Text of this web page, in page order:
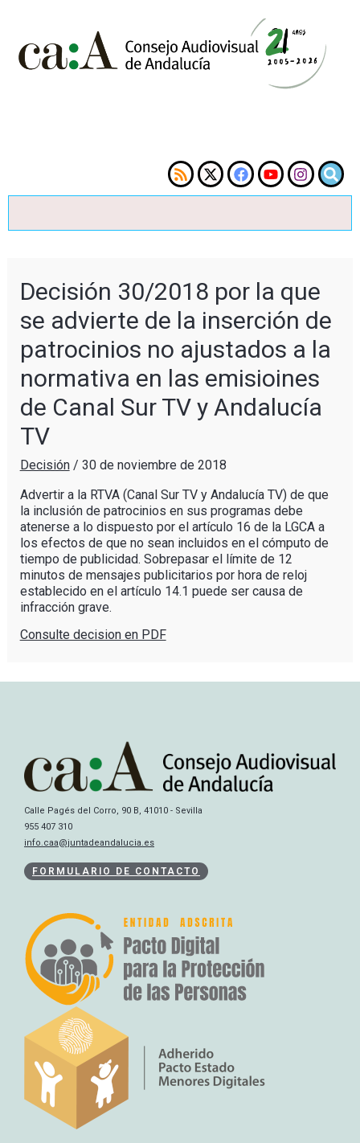
Decisión 30/2018 por la que
se advierte de la inserción de
patrocinios no ajustados a la
normativa en las emisioines
de Canal Sur TV y Andalucía
TV
Decisión/ 30 de noviembre de 2018
Advertir a la RTVA (Canal Sur TV y Andalucía TV) de que
la inclusión de patrocinios en sus programas debe
atenerse a lo dispuesto por el artículo 16 de la LGCA a
los efectos de que no sean incluidos en el cómputo de
tiempo de publicidad. Sobrepasar el límite de 12
minutos de mensajes publicitarios por hora de reloj
establecido en el artículo 14.1 puede ser causa de
infracción grave.
Consulte decision en PDF
Calle Pagés del Corro, 90 B, 41010 - Sevilla
955 407 310
info.caa@juntadeandalucia.es
FORMULARIO DE CONTACTO